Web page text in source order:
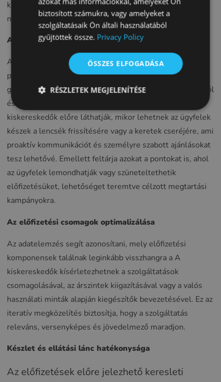
kínálatukat, előre jelezhetik a vásárlói magatartást, és
növelhetik az elkötelezettséget és az elégedettséget.
A vásárlói magatartásról szóló betekintés
Az előfizetési modellek folyamatos kapcsolattartási
pontokat hoznak létre az ügyfelekkel, értékes adatokat
generálva a vásárlási szokásokról, a termékpreferenciákról
és a használati ciklusokról. Ezen mutatók elemzésével a
kiskereskedők előre láthatják, mikor lehetnek az ügyfelek
készek a lencsék frissítésére vagy a keretek cseréjére, ami
proaktív kommunikációt és személyre szabott ajánlásokat
tesz lehetővé. Emellett feltárja azokat a pontokat is, ahol
az ügyfelek lemondhatják vagy szüneteltethetik
előfizetésüket, lehetőséget teremtve célzott megtartási
kampányokra.
Az előfizetési csomagok optimalizálása
Az adatelemzés segít azonosítani, mely előfizetési
komponensek találnak leginkább visszhangra a A
kiskereskedők kísérletezhetnek a szolgáltatások
csomagolásával, az árszintek kiigazításával vagy a valós
használati minták alapján kiegészítők bevezetésével. Ez az
iteratív megközelítés biztosítja, hogy a szolgáltatás
releváns, versenyképes és jövedelmező maradjon.
Készlet és ellátási lánc hatékonysága
Az előfizetések előre jelezhető keresleti
FRENCH
CROATIAN
LITHUANIAN
TURKISH
DUTCH
HUNGARIAN
biztosított számukra, vagy amelyeket a
szolgáltatásaik Ön általi használatából
gyűjtöttek össze. Privacy Policy
ÖSSZES ELFOGADÁSA
RÉSZLETEK MEGJELENÍTÉSE